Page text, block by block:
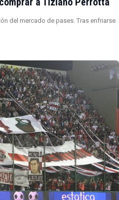
del mercado de pases. Tras enfriarse